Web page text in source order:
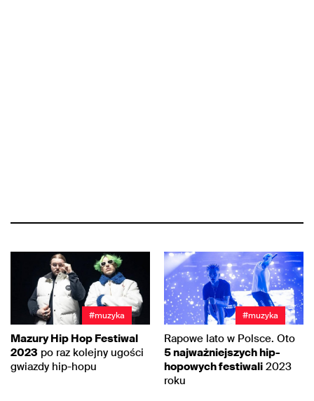
#muzyka
Mazury Hip Hop Festiwal
2023 po raz kolejny ugości
gwiazdy hip-hopu
#muzyka
Rapowe lato w Polsce. Oto
5 najważniejszych hip-
hopowych festiwali 2023
roku